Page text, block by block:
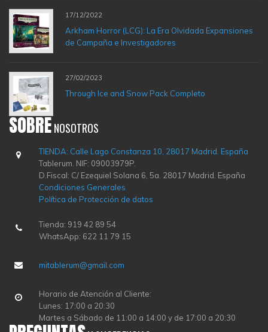
17/12/2022
Arkham Horror (LCG): La Era Olvidada Expansiones
de Campaña e Investigadores
27/02/2023
Through Ice and Snow Pack Completo
SOBRENOSOTROS
TIENDA: Calle Lago Constanza 10, 28017 Madrid. España
Tablerum. NIF: 09003979P.
D.Fiscal: C/ Ezequiel Solana 6, 5a. 28017 Madrid. España
Condiciones Generales
Política de Protección de datos
Tienda: 919 42 89 54
WhatsApp: 622 11 79 15
mitablerum@gmail.com
Horario de Atención al Cliente:
Lunes: 17:00 a 20:30
Martes a Sábado de 11:00 a 14:00 y de 17:00 a 20:30